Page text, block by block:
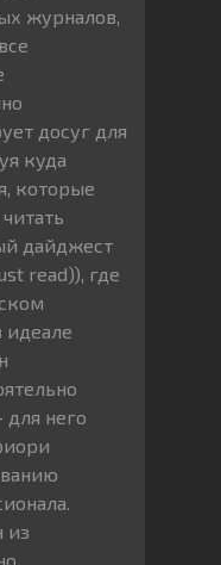
журналов,
досуг для
куда
которые
дайджест
read)), где
идеале
него
из